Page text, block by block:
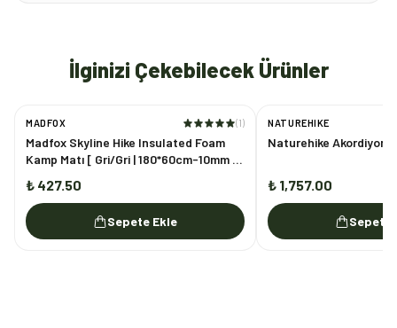
İlginizi Çekebilecek Ürünler
MADFOX (1)
Madfox Skyline Hike Insulated Foam
Kamp Matı [ Gri/Gri | 180*60cm-10mm |
₺ 427.50
Sepete Ekle
NATUREHIKE
Naturehike Akordiyon
₺ 1,757.00
Sepete